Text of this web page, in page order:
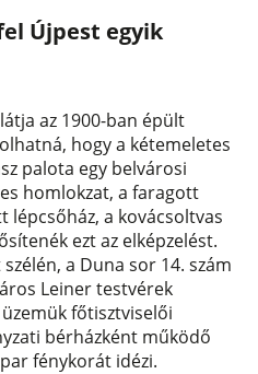
Újpest egyik
az 1900-ban épült
hogy a kétemeletes
palota egy belvárosi
homlokzat, a faragott
lépcsőház, a kovácsoltvas
ezt az elképzelést.
a Duna sor 14. szám
Leiner testvérek
főtisztviselői
bérházként működő
fénykorát idézi.